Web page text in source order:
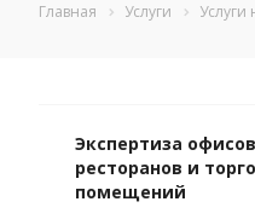
Главная Услуги
Экспертиза
ресторанов и
помещений